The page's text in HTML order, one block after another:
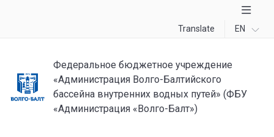
Translate EN
Федеральное бюджетное учреждение
«Администрация Волго-Балтийского
бассейна внутренних водных путей» (ФБУ
«Администрация «Волго-Балт»)